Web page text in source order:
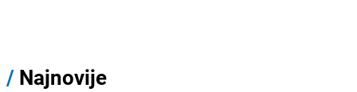
/ Najnovije